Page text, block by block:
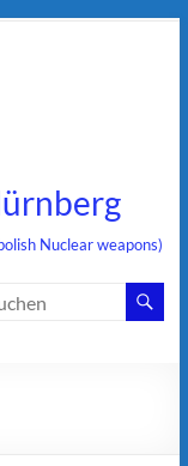
Nuclear weapons)